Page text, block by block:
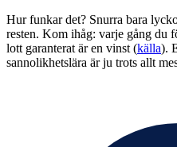
Hur funkar det? Snurra bara
resten. Kom ihåg: varje gång du
lott garanterat är en vinst (källa).
sannolikhetslära är ju trots allt